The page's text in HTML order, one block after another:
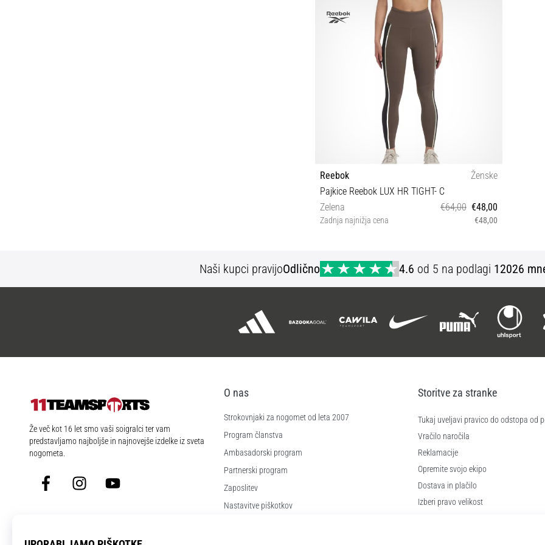
Reebok
Ženske
Pajkice Reebok LUX HR TIGHT- C
Zelena
€64,00 €48,00
Zadnja najnižja cena €48,00
Naši kupci pravijoOdlično 4.6 od 5 na podlagi 12026
11teamsports.si
Že več kot 16 let smo vaši soigralci ter vam
predstavljamo najboljše in najnovejše izdelke iz sveta
nogometa.
FacebookInstagramYouTube
O nas
Strokovnjaki za nogomet od leta 2007
Program članstva
Ambasadorski program
Partnerski program
Zaposlitev
Nastavitve piškotkov
Storitve za stranke
Tukaj uveljavi pravico do odstopa od
Vračilo naročila
Reklamacije
Opremite svojo ekipo
Dostava in plačilo
Izberi pravo velikost